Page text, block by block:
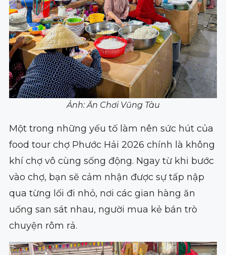
Ảnh: Ăn Chơi Vũng Tàu
Một trong những yếu tố làm nên sức hút của
food tour chợ Phước Hải 2026 chính là không
khí chợ vô cùng sống động. Ngay từ khi bước
vào chợ, bạn sẽ cảm nhận được sự tấp nập
qua từng lối đi nhỏ, nơi các gian hàng ăn
uống san sát nhau, người mua kẻ bán trò
chuyện rôm rả.